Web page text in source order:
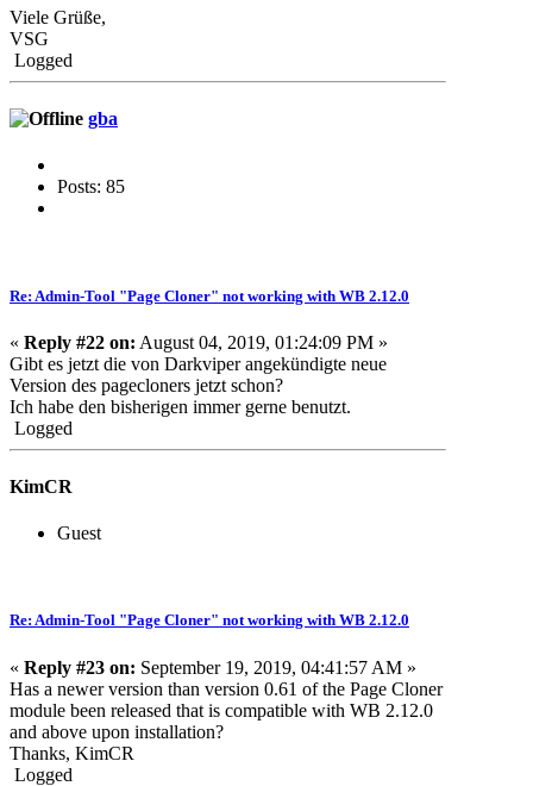
Viele Grüße,
VSG
Logged
gba
Posts: 85
Re: Admin-Tool "Page Cloner" not working with WB 2.12.0
« Reply #22 on: August 04, 2019, 01:24:09 PM »
Gibt es jetzt die von Darkviper angekündigte neue
Version des pagecloners jetzt schon?
Ich habe den bisherigen immer gerne benutzt.
Logged
KimCR
Guest
Re: Admin-Tool "Page Cloner" not working with WB 2.12.0
« Reply #23 on: September 19, 2019, 04:41:57 AM »
Has a newer version than version 0.61 of the Page Cloner
module been released that is compatible with WB 2.12.0
and above upon installation?
Thanks, KimCR
Logged